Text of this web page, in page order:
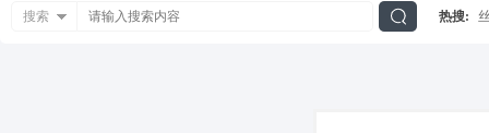
搜索 热搜: